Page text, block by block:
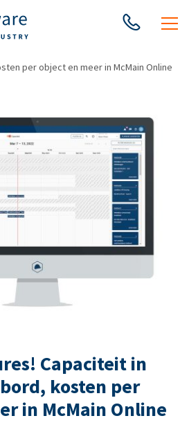
per object en meer in McMain Online
Capaciteit in
kosten per
in McMain Online